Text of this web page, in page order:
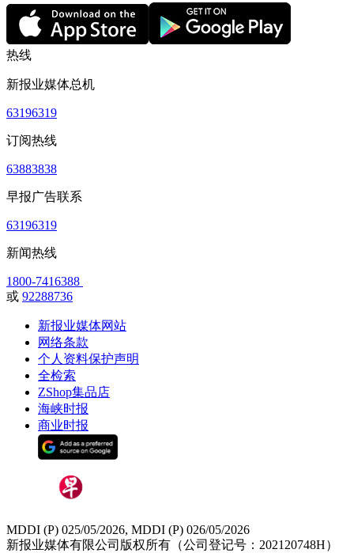
热线
新报业媒体总机
63196319
订阅热线
63883838
早报广告联系
63196319
新闻热线
1800-7416388
或 92288736
新报业媒体网站
网络条款
个人资料保护声明
全检索
ZShop集品店
海峡时报
商业时报
MDDI (P) 025/05/2026, MDDI (P) 026/05/2026
新报业媒体有限公司版权所有（公司登记号：202120748H）